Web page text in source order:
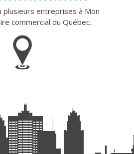
plusieurs entreprises à Mon
commercial du Québec.